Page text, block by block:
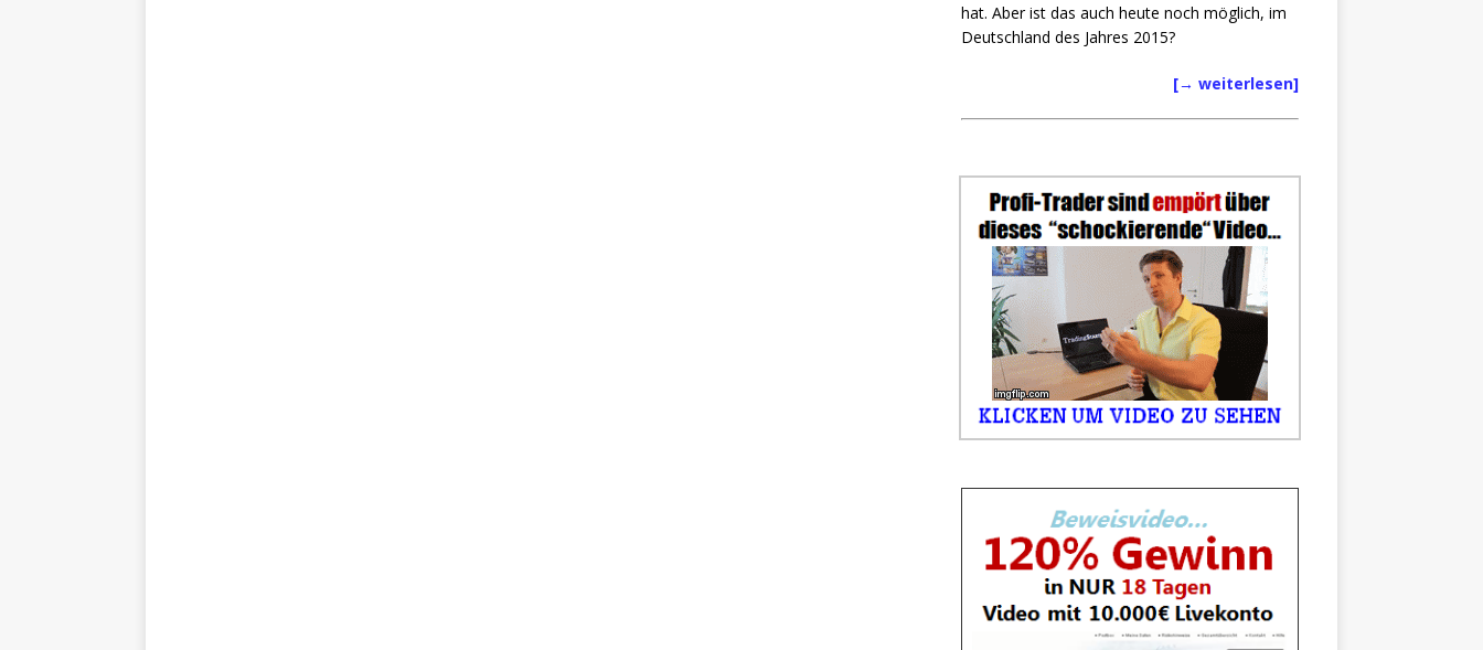
hat. Aber ist das auch heute noch möglich, im
Deutschland des Jahres 2015?
[→ weiterlesen]